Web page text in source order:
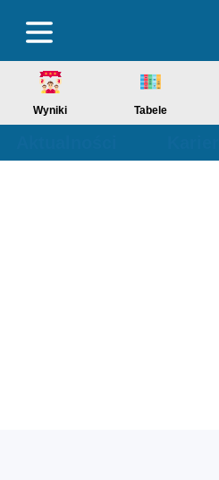
Wyniki Tabele